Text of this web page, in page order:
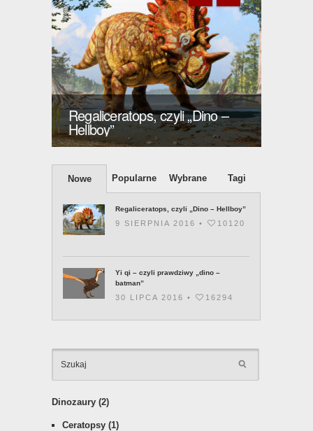
Regaliceratops, czyli „Dino –
Hellboy”
Nowe Popularne Wybrane Tagi
Regaliceratops, czyli „Dino – Hellboy”
9 SIERPNIA 2016 • 10120
Yi qi – czyli prawdziwy „dino –
batman”
30 LIPCA 2016 • 16294
Dinozaury (2)
Ceratopsy (1)